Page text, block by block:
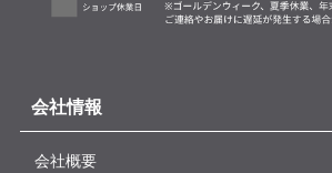
会社情報
会社概要